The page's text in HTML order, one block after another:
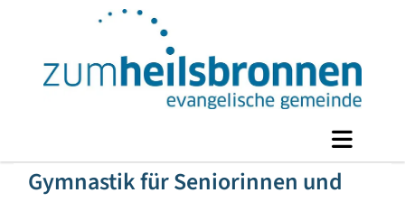
Gymnastik für Seniorinnen und